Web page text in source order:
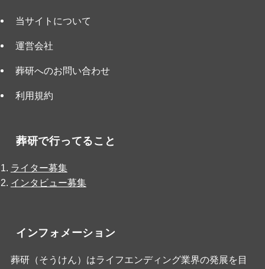
当サイトについて
運営会社
葬研へのお問い合わせ
利用規約
葬研で行ってること
ライター募集
インタビュー募集
インフォメーション
葬研（そうけん）はライフエンディング業界の発展を目